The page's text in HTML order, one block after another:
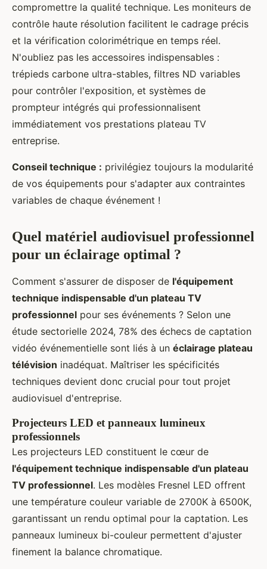
compromettre la qualité technique. Les moniteurs de
contrôle haute résolution facilitent le cadrage précis
et la vérification colorimétrique en temps réel.
N'oubliez pas les accessoires indispensables :
trépieds carbone ultra-stables, filtres ND variables
pour contrôler l'exposition, et systèmes de
prompteur intégrés qui professionnalisent
immédiatement vos prestations plateau TV
entreprise.
Conseil technique : privilégiez toujours la modularité
de vos équipements pour s'adapter aux contraintes
variables de chaque événement !
Quel matériel audiovisuel professionnel
pour un éclairage optimal ?
Comment s'assurer de disposer de l'équipement
technique indispensable d'un plateau TV
professionnel pour ses événements ? Selon une
étude sectorielle 2024, 78% des échecs de captation
vidéo événementielle sont liés à un éclairage plateau
télévision inadéquat. Maîtriser les spécificités
techniques devient donc crucial pour tout projet
audiovisuel d'entreprise.
Projecteurs LED et panneaux lumineux
professionnels
Les projecteurs LED constituent le cœur de
l'équipement technique indispensable d'un plateau
TV professionnel. Les modèles Fresnel LED offrent
une température couleur variable de 2700K à 6500K,
garantissant un rendu optimal pour la captation. Les
panneaux lumineux bi-couleur permettent d'ajuster
finement la balance chromatique.